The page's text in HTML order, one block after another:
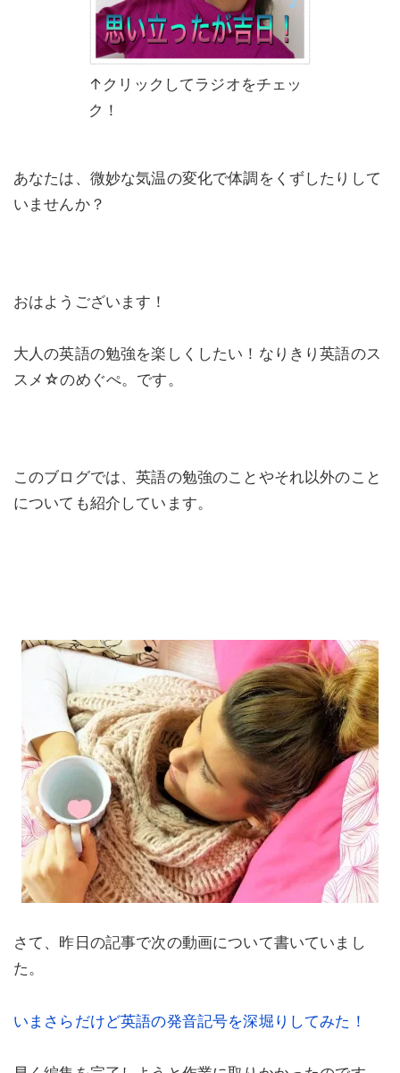
↑クリックしてラジオをチェッ
ク！
あなたは、微妙な気温の変化で体調をくずしたりして
いませんか？
おはようございます！
大人の英語の勉強を楽しくしたい！なりきり英語のス
スメ☆のめぐぺ。です。
このブログでは、英語の勉強のことやそれ以外のこと
についても紹介しています。
さて、昨日の記事で次の動画について書いていまし
た。
いまさらだけど英語の発音記号を深堀りしてみた！